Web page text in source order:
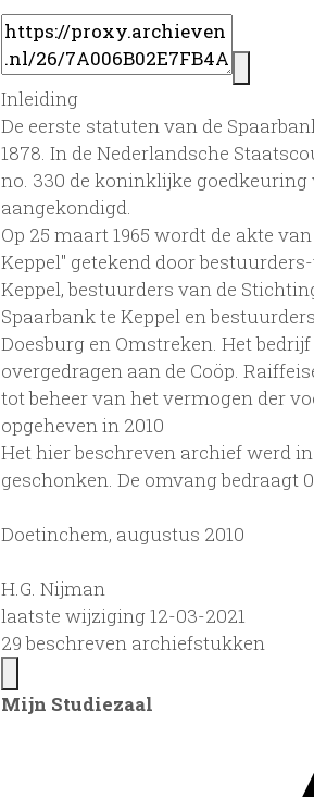
Inleiding
De eerste statuten van de
1878. In de Nederlandsche
no. 330 de koninklijke goedkeuring
aangekondigd.
Op 25 maart 1965 wordt de akte
Keppel" getekend door
Keppel, bestuurders van de
Spaarbank te Keppel en
Doesburg en Omstreken. Het
overgedragen aan de Coöp.
tot beheer van het vermogen der
opgeheven in 2010
Het hier beschreven archief werd
geschonken. De omvang bedraagt
Doetinchem, augustus 2010
H.G. Nijman
laatste wijziging 12-03-2021
29 beschreven archiefstukken
Mijn Studiezaal